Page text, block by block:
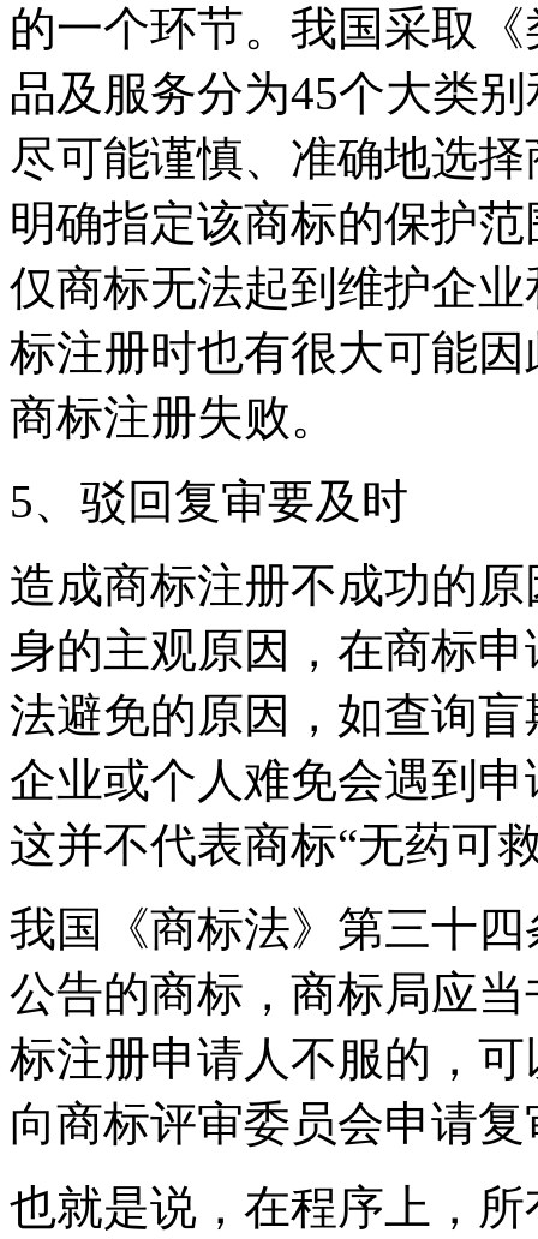
的一个环节。我国采取
品及服务分为45个大类
尽可能谨慎、准确地选
明确指定该商标的保护
仅商标无法起到维护企
标注册时也有很大可能
商标注册失败。
5、驳回复审要及时
造成商标注册不成功的
身的主观原因，在商标
法避免的原因，如查询
企业或个人难免会遇到
这并不代表商标“无药可
我国《商标法》第三十
公告的商标，商标局应
标注册申请人不服的，
向商标评审委员会申请复
也就是说，在程序上，